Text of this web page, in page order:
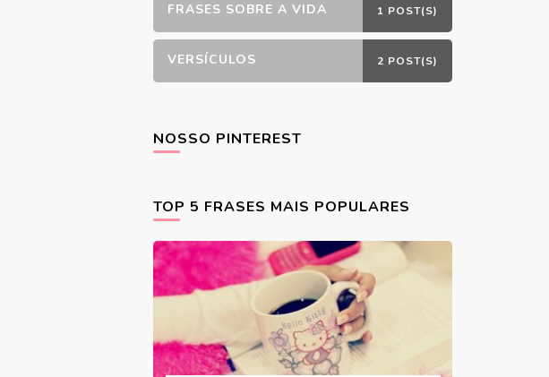
FRASES SOBRE A VIDA 1 POST(S)
VERSÍCULOS 2 POST(S)
NOSSO PINTEREST
TOP 5 FRASES MAIS POPULARES